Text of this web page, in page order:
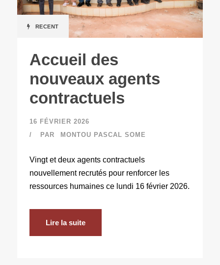
RECENT
Accueil des
nouveaux agents
contractuels
16 FÉVRIER 2026
PAR
MONTOU PASCAL SOME
Vingt et deux agents contractuels
nouvellement recrutés pour renforcer les
ressources humaines ce lundi 16 février 2026.
Lire la suite